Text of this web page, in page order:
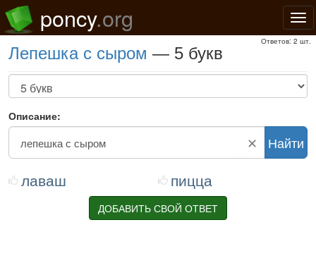
poncy.org
лепешка с сыром — 5 букв
Ответов: 2 шт.
лаваш пицца
Описание:
✕ Найти
ДОБАВИТЬ СВОЙ ОТВЕТ